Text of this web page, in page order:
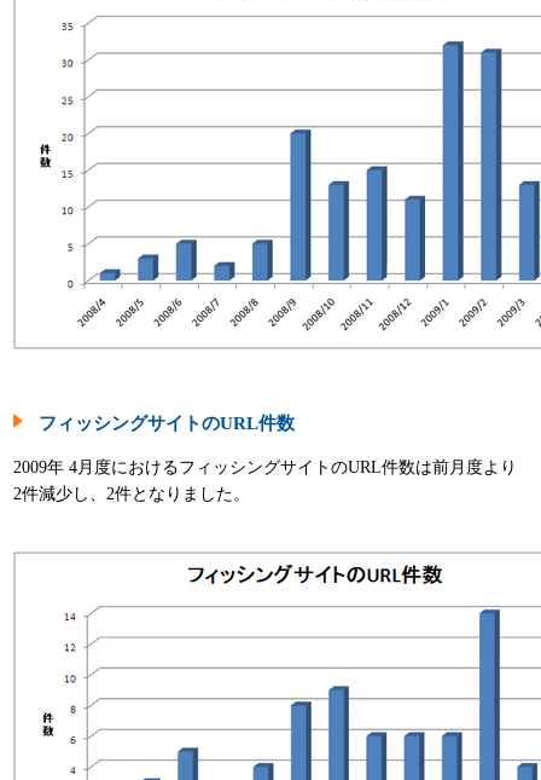
パンフレット
フィッシングサイトのURL件数
2009年 4月度におけるフィッシングサイトのURL件数は前月度より
2件減少し、2件となりました。